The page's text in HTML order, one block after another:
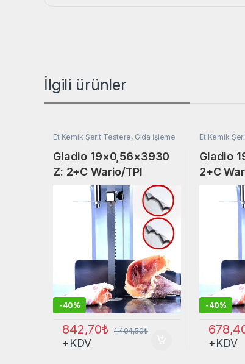
İlgili ürünler
Et Kemik Şerit Testere, Gıda İşleme
Gladio 19×0,56×3930
Z: 2+C Wario/TPI
-40%
842,70₺ 1.404,50₺
+KDV
Et Kemik
Gladio
2+C
SO
Seg
-40%
+KDV